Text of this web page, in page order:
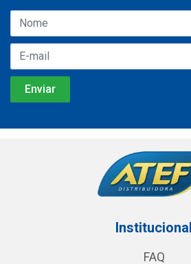
Institucional
FAQ